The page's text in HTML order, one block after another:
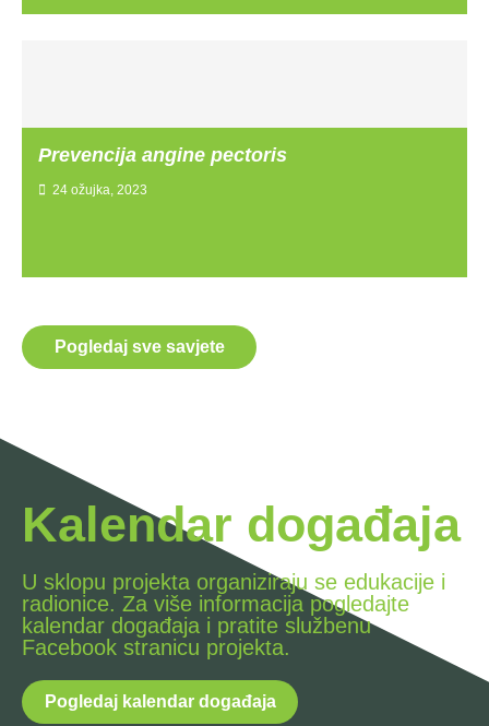
Prevencija angine pectoris
24 ožujka, 2023
Pogledaj sve savjete
Kalendar događaja
U sklopu projekta organiziraju se edukacije i
radionice. Za više informacija pogledajte
kalendar događaja i pratite službenu
Facebook stranicu projekta.
Pogledaj kalendar događaja